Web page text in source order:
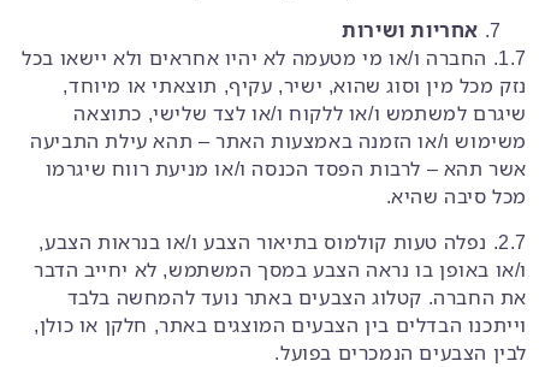
אחריות ושירות
1.7. החברה ו/או מי מטעמה לא יהיו אחראים ולא יישאו בכל
נזק מכל מין וסוג שהוא, ישיר, עקיף, תוצאתי או מיוחד,
שיגרם למשתמש ו/או ללקוח ו/או לצד שלישי, כתוצאה
משימוש ו/או הזמנה באמצעות האתר – תהא עילת התביעה
אשר תהא – לרבות הפסד הכנסה ו/או מניעת רווח שיגרמו
מכל סיבה שהיא.
2.7. נפלה טעות קולמוס בתיאור הצבע ו/או בנראות הצבע,
ו/או באופן בו נראה הצבע במסך המשתמש, לא יחייב הדבר
את החברה. קטלוג הצבעים באתר נועד להמחשה בלבד
וייתכנו הבדלים בין הצבעים המוצגים באתר, חלקן או כולן,
לבין הצבעים הנמכרים בפועל.